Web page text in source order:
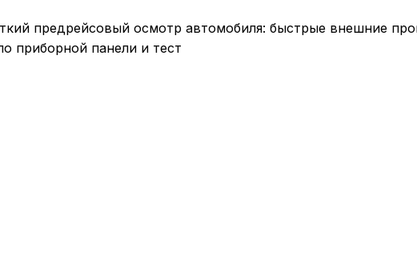
предрейсовый осмотр автомобиля: быстрые внешние
приборной панели и тест